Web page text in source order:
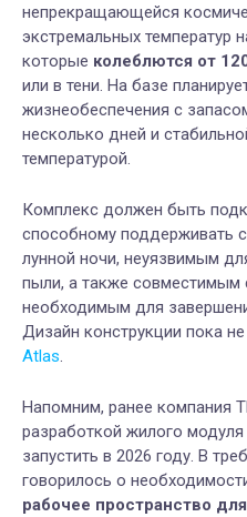
непрекращающейся
экстремальных температур
которые колеблются от
или в тени. На базе
жизнеобеспечения с
несколько дней и
температурой.
Комплекс должен быть
способному поддерживать
лунной ночи, неуязвимым
пыли, а также совместимым
необходимым для
Дизайн конструкции пока
Atlas.
Напомним, ранее компания
разработкой жилого
запустить в 2026 году. В
говорилось о
рабочее пространство